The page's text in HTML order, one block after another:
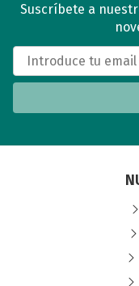
Suscríbete a